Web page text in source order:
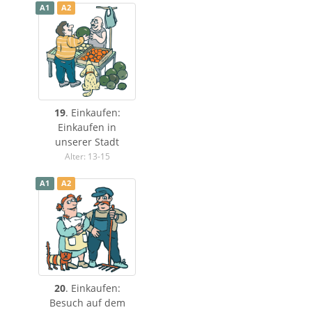
19. Einkaufen:
Einkaufen in
unserer Stadt
Alter: 13-15
A1 A2
20. Einkaufen:
Besuch auf dem
A1 A2